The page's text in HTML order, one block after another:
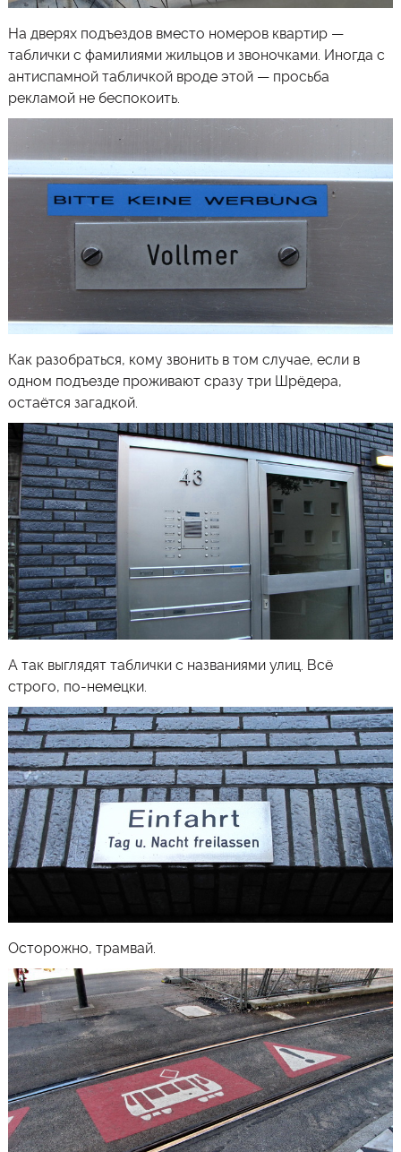
На дверях подъездов вместо номеров квартир —
таблички с фамилиями жильцов и звоночками. Иногда с
антиспамной табличкой вроде этой — просьба
рекламой не беспокоить.
Как разобраться, кому звонить в том случае, если в
одном подъезде проживают сразу три Шрёдера,
остаётся загадкой.
А так выглядят таблички с названиями улиц. Всё
строго, по-немецки.
Осторожно, трамвай.